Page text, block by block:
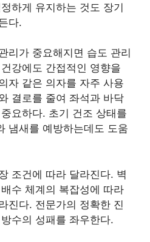
하게 유지하는 것도 장기
다.
리가 중요해지면 습도 관리
강에도 간접적인 영향을
자 같은 의자를 자주 사용
결로를 줄여 좌석과 바닥
요하다. 초기 건조 상태를
냄새를 예방하는데도 도움
조건에 따라 달라진다. 벽
수 체계의 복잡성에 따라
진다. 전문가의 정확한 진
수의 성패를 좌우한다.